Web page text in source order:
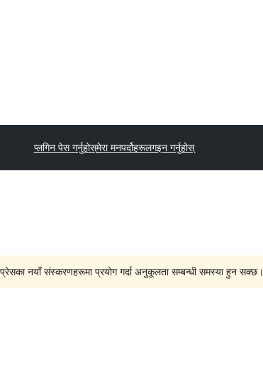
प्लगिन पेस गर्नुहोस्मेरा मनपर्दोहरूलगइन गर्नुहोस्
नयाँ संस्करणहरूमा प्रयोग गर्दा अनुकूलता सम्बन्धी समस्या हुन सक्छ।